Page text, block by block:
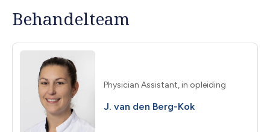
Behandelteam
J. van den Berg-Kok
Physician Assistant, in opleiding